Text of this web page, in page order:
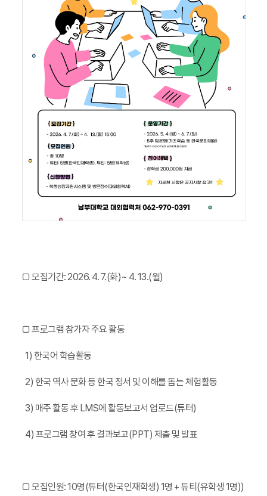
□ 모집기간: 2026. 4. 7.(화)~ 4. 13.(월)
□ 프로그램 참가자 주요 활동
1) 한국어 학습활동
2) 한국 역사 문화 등 한국 정서 및 이해를 돕는 체험활동
3) 매주 활동 후 LMS에 활동보고서 업로드(튜터)
4) 프로그램 창여 후 결과보고(PPT) 제출 및 발표
□ 모집인원: 10명(튜터(한국인재학생) 1명 + 튜티(유학생 1명))